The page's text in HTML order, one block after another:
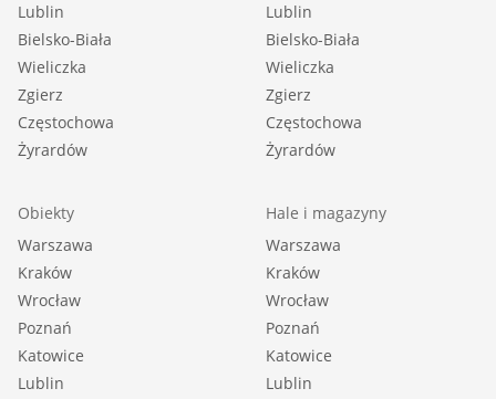
Lublin
Bielsko-Biała
Wieliczka
Zgierz
Częstochowa
Żyrardów
Lublin
Bielsko-Biała
Wieliczka
Zgierz
Częstochowa
Żyrardów
Obiekty
Warszawa
Kraków
Wrocław
Poznań
Katowice
Lublin
Hale i magazyny
Warszawa
Kraków
Wrocław
Poznań
Katowice
Lublin